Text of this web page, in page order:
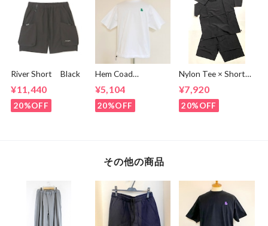
River Short Black
¥11,440
20%OFF
Hem Coad
shirts White /
Green
¥5,104
20%OFF
Nylon Tee × Shorts
¥7,920
20%OFF
その他の商品